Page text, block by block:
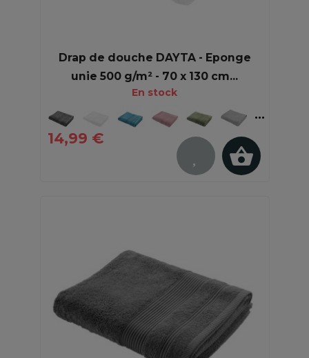
Drap de douche DAYTA - Eponge
unie 500 g/m² - 70 x 130 cm...
En stock
14,99 €